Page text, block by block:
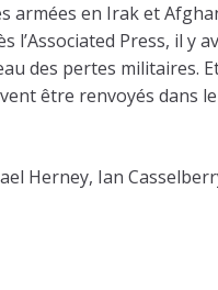
armées en Irak et
Press, il y
des pertes militaires.
être renvoyés dans
Herney, Ian